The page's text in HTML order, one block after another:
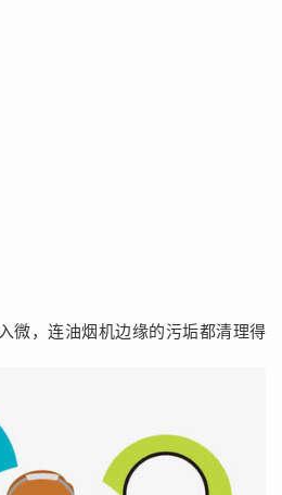
微，连油烟机边缘的污垢都清理得